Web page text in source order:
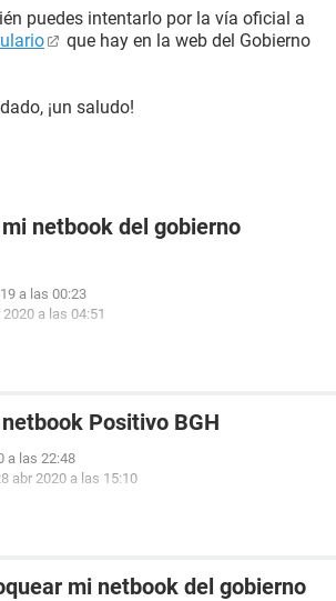
puedes intentarlo por la vía oficial a
que hay en la web del Gobierno
¡un saludo!
netbook del gobierno
a las 00:23
a las 04:51
Positivo BGH
a las 22:48
abr 2020 a las 15:10
mi netbook del gobierno